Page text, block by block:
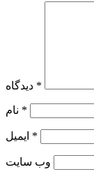
*
*
*
وب‌ سایت